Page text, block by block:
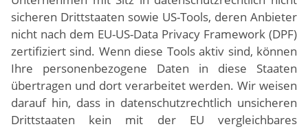
sicheren Drittstaaten sowie US-Tools, deren Anbieter
nicht nach dem EU-US-Data Privacy Framework (DPF)
zertifiziert sind. Wenn diese Tools aktiv sind, können
Ihre personenbezogene Daten in diese Staaten
übertragen und dort verarbeitet werden. Wir weisen
darauf hin, dass in datenschutzrechtlich unsicheren
Drittstaaten kein mit der EU vergleichbares